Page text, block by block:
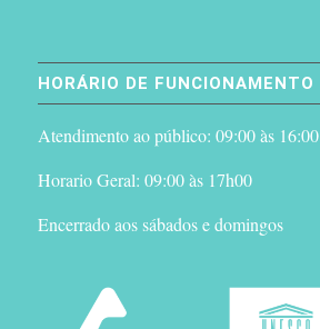
HORÁRIO DE FUNCIONAMENTO
Atendimento ao público: 09:00 às 16:00
Horario Geral: 09:00 às 17h00
Encerrado aos sábados e domingos